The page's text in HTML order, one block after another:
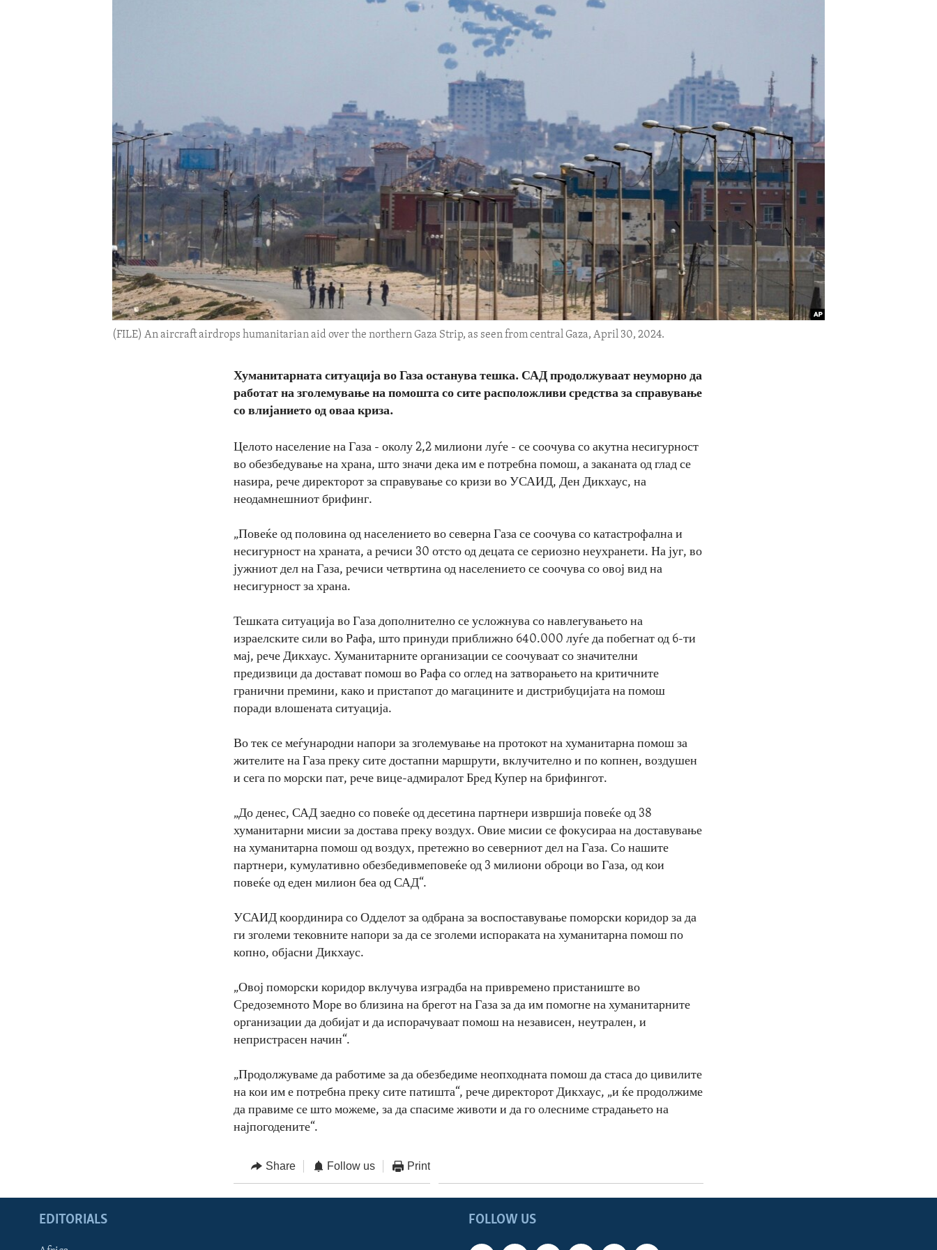
(FILE) An aircraft airdrops humanitarian aid over the northern Gaza Strip, as seen from central Gaza, April 30, 2024.
Хуманитарната ситуација во Газа останува тешка. САД продолжуваат неуморно да
работат на зголемување на помошта со сите расположливи средства за справување
со влијанието од оваа криза.
Целото население на Газа - околу 2,2 милиони луѓе - се соочува со акутна несигурност
во обезбедување на храна, што значи дека им е потребна помош, а заканата од глад се
наѕира, рече директорот за справување со кризи во УСАИД, Ден Дикхаус, на
неодамнешниот брифинг.
„Повеќе од половина од населението во северна Газа се соочува со катастрофална и
несигурност на храната, а речиси 30 отсто од децата се сериозно неухранети. На југ, во
јужниот дел на Газа, речиси четвртина од населението се соочува со овој вид на
несигурност за храна.
Тешката ситуација во Газа дополнително се усложнува со навлегувањето на
израелските сили во Рафа, што принуди приближно 640.000 луѓе да побегнат од 6-ти
мај, рече Дикхаус. Хуманитарните организации се соочуваат со значителни
предизвици да достават помош во Рафа со оглед на затворањето на критичните
гранични премини, како и пристапот до магацините и дистрибуцијата на помош
поради влошената ситуација.
Во тек се меѓународни напори за зголемување на протокот на хуманитарна помош за
жителите на Газа преку сите достапни маршрути, вклучително и по копнен, воздушен
и сега по морски пат, рече вице-адмиралот Бред Купер на брифингот.
„До денес, САД заедно со повеќе од десетина партнери извршија повеќе од 38
хуманитарни мисии за достава преку воздух. Овие мисии се фокусираа на доставување
на хуманитарна помош од воздух, претежно во северниот дел на Газа. Со нашите
партнери, кумулативно обезбедивмеповеќе од 3 милиони оброци во Газа, од кои
повеќе од еден милион беа од САД“.
УСАИД координира со Одделот за одбрана за воспоставување поморски коридор за да
ги зголеми тековните напори за да се зголеми испораката на хуманитарна помош по
копно, објасни Дикхаус.
„Овој поморски коридор вклучува изградба на привремено пристаниште во
Средоземното Море во близина на брегот на Газа за да им помогне на хуманитарните
организации да добијат и да испорачуваат помош на независен, неутрален, и
непристрасен начин“.
„Продолжуваме да работиме за да обезбедиме неопходната помош да стаса до цивилите
на кои им е потребна преку сите патишта“, рече директорот Дикхаус, „и ќе продолжиме
да правиме се што можеме, за да спасиме животи и да го олесниме страдањето на
најпогодените“.
Share Follow us Print
FOLLOW US
EDITORIALS